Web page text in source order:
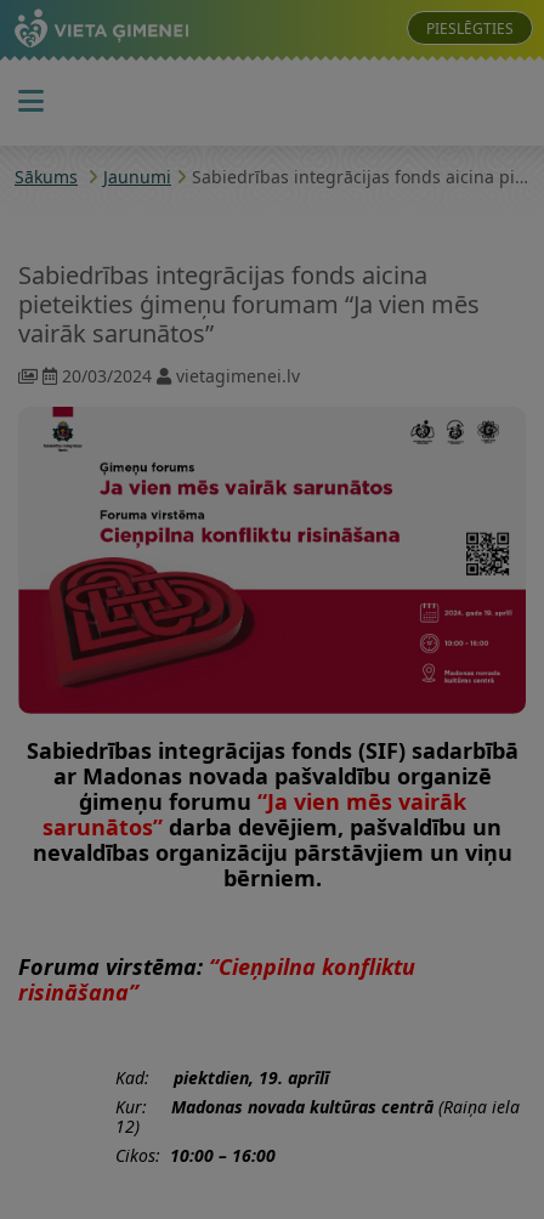
PIESLĒGTIES
Sākums Jaunumi Sabiedrības integrācijas fonds aicina pieteikties ģimeņu forumam “Ja vien mēs vairāk sarunātos”
Sabiedrības integrācijas fonds aicina
pieteikties ģimeņu forumam “Ja vien mēs
vairāk sarunātos”
20/03/2024 vietagimenei.lv
Sabiedrības integrācijas fonds (SIF) sadarbībā
ar Madonas novada pašvaldību organizē
ģimeņu forumu “Ja vien mēs vairāk
sarunātos” darba devējiem, pašvaldību un
nevaldības organizāciju pārstāvjiem un viņu
bērniem.
Foruma virstēma: “Cieņpilna konfliktu
risināšana”
Kad: piektdien, 19. aprīlī
Kur: Madonas novada kultūras centrā (Raiņa iela
12)
Cikos: 10:00 – 16:00